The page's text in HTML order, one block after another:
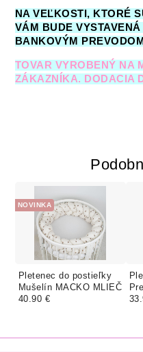
NA VEĽKOSTI, KTORÉ
VÁM BUDE
BANKOVÝM PREVODOM
TOVAR VYROBENÝ NA
ZÁKAZNÍKA. DODACIA
Pletenec do postieľky
Mušelín MACKO MLIEČ
NOVINKA
40.90 €